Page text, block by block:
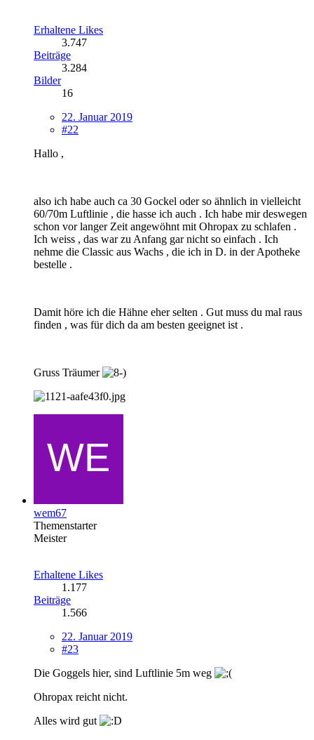
Erhaltene Likes
3.747
Beiträge
3.284
Bilder
16
22. Januar 2019
#22
Hallo ,
also ich habe auch ca 30 Gockel oder so ähnlich in vielleicht
60/70m Luftlinie , die hasse ich auch . Ich habe mir deswegen
schon vor langer Zeit angewöhnt mit Ohropax zu schlafen .
Ich weiss , das war zu Anfang gar nicht so einfach . Ich
nehme die Classic aus Wachs , die ich in D. in der Apotheke
bestelle .
Damit höre ich die Hähne eher selten . Gut muss du mal raus
finden , was für dich da am besten geeignet ist .
Gruss Träumer
wem67
Themenstarter
Meister
Erhaltene Likes
1.177
Beiträge
1.566
22. Januar 2019
#23
Die Goggels hier, sind Luftlinie 5m weg
Ohropax reicht nicht.
Alles wird gut